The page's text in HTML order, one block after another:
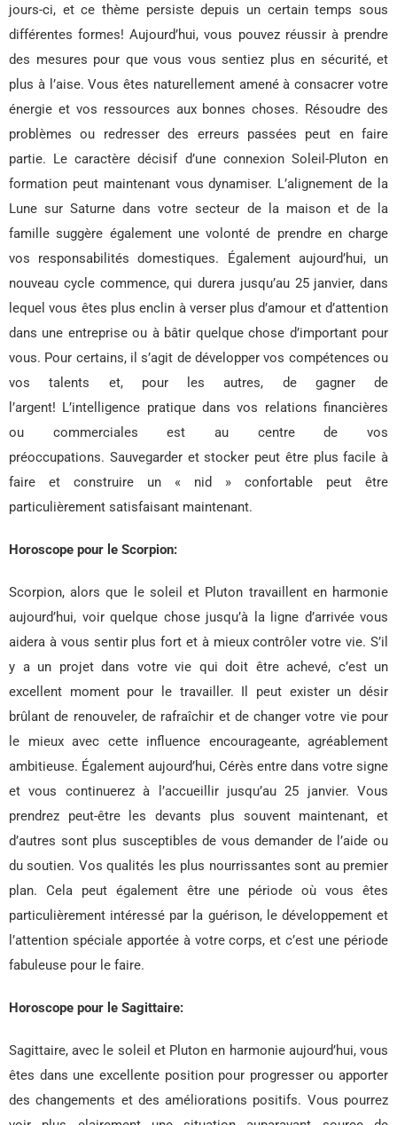
jours-ci, et ce thème persiste depuis un certain temps sous
différentes formes! Aujourd’hui, vous pouvez réussir à prendre
des mesures pour que vous vous sentiez plus en sécurité, et
plus à l’aise. Vous êtes naturellement amené à consacrer votre
énergie et vos ressources aux bonnes choses. Résoudre des
problèmes ou redresser des erreurs passées peut en faire
partie. Le caractère décisif d’une connexion Soleil-Pluton en
formation peut maintenant vous dynamiser. L’alignement de la
Lune sur Saturne dans votre secteur de la maison et de la
famille suggère également une volonté de prendre en charge
vos responsabilités domestiques. Également aujourd’hui, un
nouveau cycle commence, qui durera jusqu’au 25 janvier, dans
lequel vous êtes plus enclin à verser plus d’amour et d’attention
dans une entreprise ou à bâtir quelque chose d’important pour
vous. Pour certains, il s’agit de développer vos compétences ou
vos talents et, pour les autres, de gagner de
l’argent! L’intelligence pratique dans vos relations financières
ou commerciales est au centre de vos
préoccupations. Sauvegarder et stocker peut être plus facile à
faire et construire un « nid » confortable peut être
particulièrement satisfaisant maintenant.
Horoscope pour le Scorpion:
Scorpion, alors que le soleil et Pluton travaillent en harmonie
aujourd’hui, voir quelque chose jusqu’à la ligne d’arrivée vous
aidera à vous sentir plus fort et à mieux contrôler votre vie. S’il
y a un projet dans votre vie qui doit être achevé, c’est un
excellent moment pour le travailler. Il peut exister un désir
brûlant de renouveler, de rafraîchir et de changer votre vie pour
le mieux avec cette influence encourageante, agréablement
ambitieuse. Également aujourd’hui, Cérès entre dans votre signe
et vous continuerez à l’accueillir jusqu’au 25 janvier. Vous
prendrez peut-être les devants plus souvent maintenant, et
d’autres sont plus susceptibles de vous demander de l’aide ou
du soutien. Vos qualités les plus nourrissantes sont au premier
plan. Cela peut également être une période où vous êtes
particulièrement intéressé par la guérison, le développement et
l’attention spéciale apportée à votre corps, et c’est une période
fabuleuse pour le faire.
Horoscope pour le Sagittaire:
Sagittaire, avec le soleil et Pluton en harmonie aujourd’hui, vous
êtes dans une excellente position pour progresser ou apporter
des changements et des améliorations positifs. Vous pourrez